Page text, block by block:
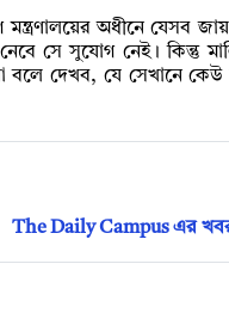
মন্ত্রণালয়ের অধীনে যেসব
নেবে সে সুযোগ নেই। কিন্তু
বলে দেখব, যে সেখানে
The Daily Campus এর